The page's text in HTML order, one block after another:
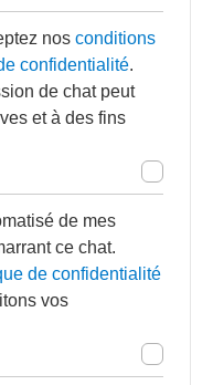
nos conditions
confidentialité.
de chat peut
et à des fins
de mes
ce chat.
de confidentialité
vos